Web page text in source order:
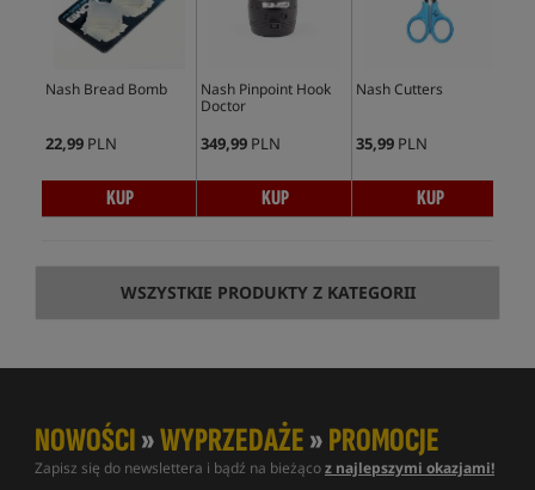
Nash Bread Bomb
22,99 PLN
KUP
Nash Pinpoint Hook
Doctor
349,99 PLN
KUP
Nash Cutters
35,99 PLN
KUP
WSZYSTKIE PRODUKTY Z KATEGORII
NOWOŚCI»WYPRZEDAŻE»PROMOCJE
Zapisz się do newslettera i bądź na bieżącoz najlepszymi okazjami!